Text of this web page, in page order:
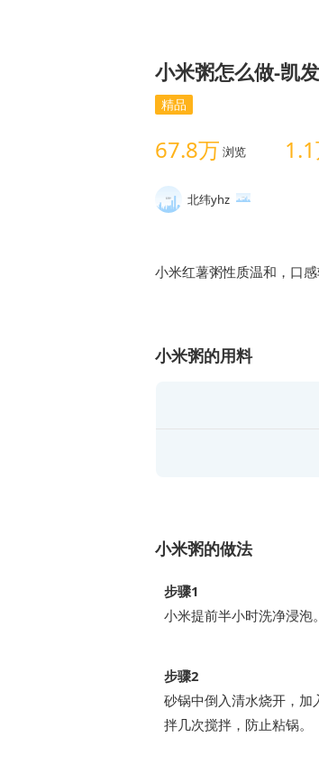
小米粥怎么做-凯
精品
67.8万 浏览
北纬yhz
小米粥的用料
小米粥的做法
步骤1
小米提前半小时洗净浸泡。
步骤2
砂锅中倒入清水烧开，
拌几次搅拌，防止粘锅。